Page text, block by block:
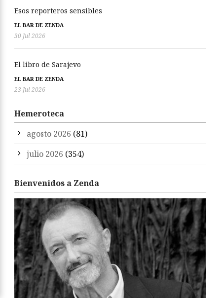
Esos reporteros sensibles
EL BAR DE ZENDA
30 Jul 2026
El libro de Sarajevo
EL BAR DE ZENDA
23 Jul 2026
Hemeroteca
agosto 2026 (81)
julio 2026 (354)
Bienvenidos a Zenda